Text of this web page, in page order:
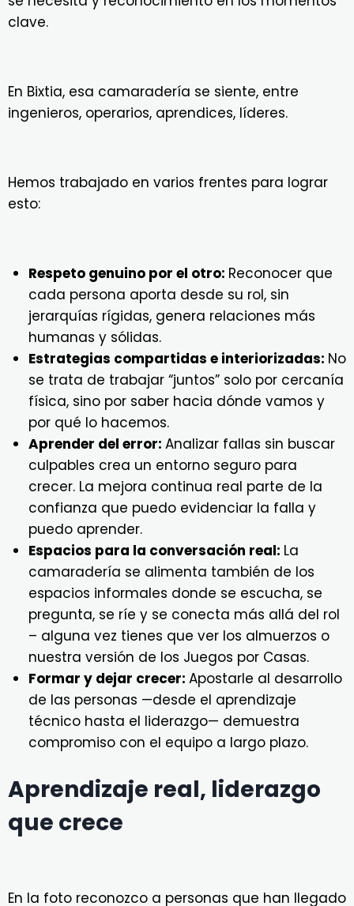
clave.
En Bixtia, esa camaradería se siente, entre
ingenieros, operarios, aprendices, líderes.
Hemos trabajado en varios frentes para lograr
esto:
Respeto genuino por el otro: Reconocer que
cada persona aporta desde su rol, sin
jerarquías rígidas, genera relaciones más
humanas y sólidas.
Estrategias compartidas e interiorizadas: No
se trata de trabajar “juntos” solo por cercanía
física, sino por saber hacia dónde vamos y
por qué lo hacemos.
Aprender del error: Analizar fallas sin buscar
culpables crea un entorno seguro para
crecer. La mejora continua real parte de la
confianza que puedo evidenciar la falla y
puedo aprender.
Espacios para la conversación real: La
camaradería se alimenta también de los
espacios informales donde se escucha, se
pregunta, se ríe y se conecta más allá del rol
– alguna vez tienes que ver los almuerzos o
nuestra versión de los Juegos por Casas.
Formar y dejar crecer: Apostarle al desarrollo
de las personas —desde el aprendizaje
técnico hasta el liderazgo— demuestra
compromiso con el equipo a largo plazo.
Aprendizaje real, liderazgo
que crece
En la foto reconozco a personas que han llegado